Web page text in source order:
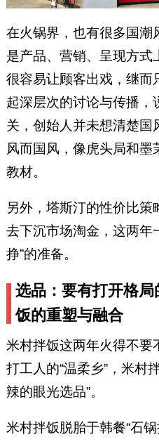
在火锅界，也有很多国潮
是产品、营销、呈现方式
很容易让顾客出戏，继而
起深层次的讨论与传播，
关，创始人并未想清楚国
风而国风，像虎头局和墨
教材。
另外，塔斯汀的性价比
去下沉市场淘金，这两年
挣”的准备。
选品：要有打开格
饭的重塑与融合
米村拌饭这两年火得不要
打工人的“温柔乡”，米村
辣的眼光选品”。
米村拌饭脱胎于韩餐“石